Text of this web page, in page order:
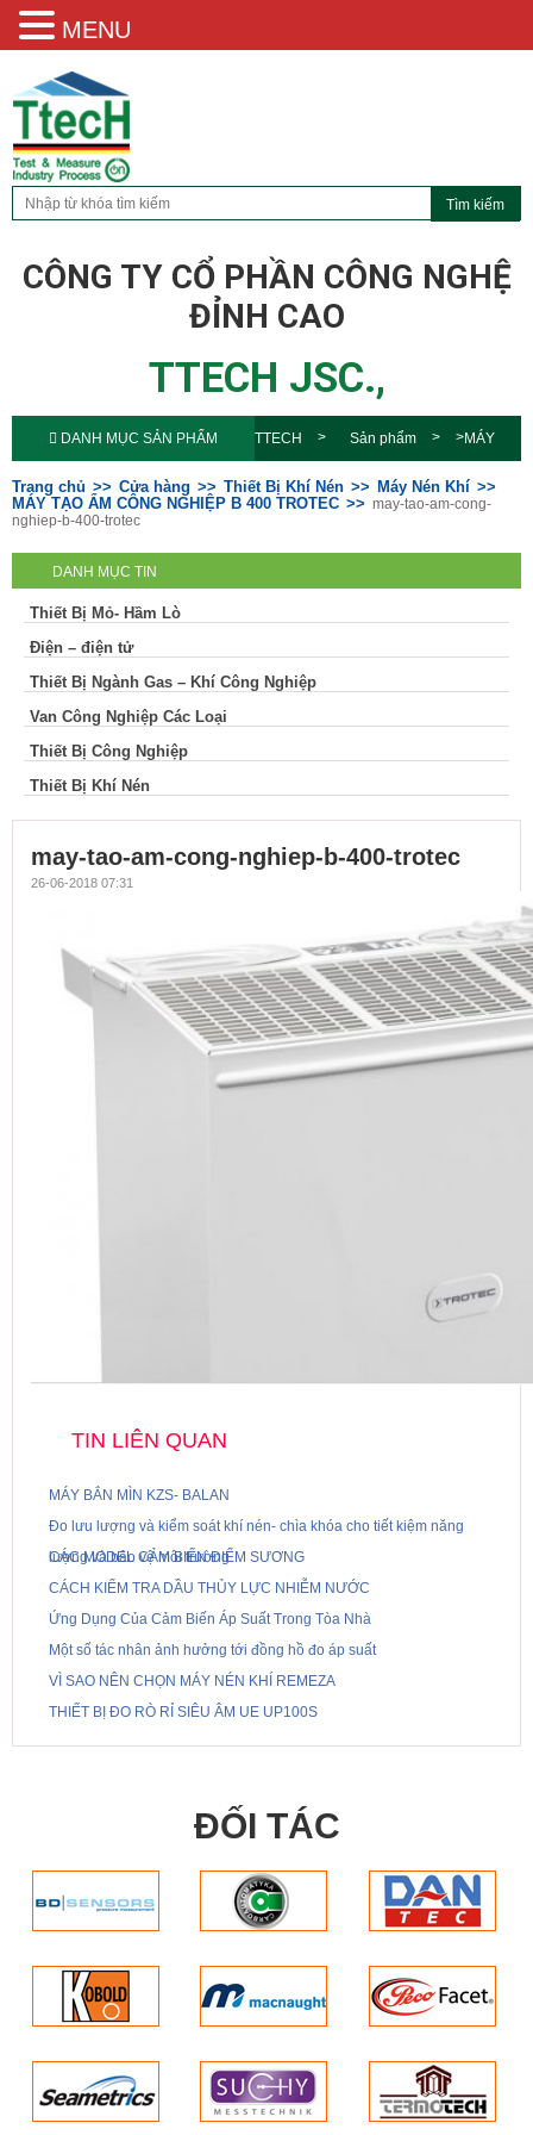
CÔNG TY CỔ PHẦN CÔNG NGHỆ
ĐỈNH CAO
TTECH JSC.,
DANH MỤC SẢN PHẨM TTECH Sản phẩm MÁY
TẠO ẨM CÔNG NGHIỆP B 400
Trang chủ Cửa hàng Thiết Bị Khí Nén
Máy Nén Khí
MÁY TẠO ẨM CÔNG NGHIỆP B 400 TROTEC
may-tao-am-cong-
nghiep-b-400-trotec
DANH MỤC TIN
Thiết Bị Mỏ- Hầm Lò
Điện – điện tử
Thiết Bị Ngành Gas – Khí Công Nghiệp
Van Công Nghiệp Các Loại
Thiết Bị Công Nghiệp
Thiết Bị Khí Nén
may-tao-am-cong-nghiep-b-400-trotec
26-06-2018 07:31
TIN LIÊN QUAN
MÁY BẮN MÌN KZS- BALAN
Đo lưu lượng và kiểm soát khí nén- chìa khóa cho tiết kiệm năng
lượng và bảo vệ môi trường
CÁC MODEL CẢM BIẾN ĐIỂM SƯƠNG
CÁCH KIỂM TRA DẦU THỦY LỰC NHIỄM NƯỚC
Ứng Dụng Của Cảm Biến Áp Suất Trong Tòa Nhà
Một số tác nhân ảnh hưởng tới đồng hồ đo áp suất
VÌ SAO NÊN CHỌN MÁY NÉN KHÍ REMEZA
THIẾT BỊ ĐO RÒ RỈ SIÊU ÂM UE UP100S
ĐỐI TÁC
MENU